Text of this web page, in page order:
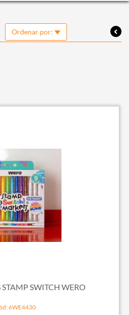
Ordenar por:
SWITCH WERO
6WE4430